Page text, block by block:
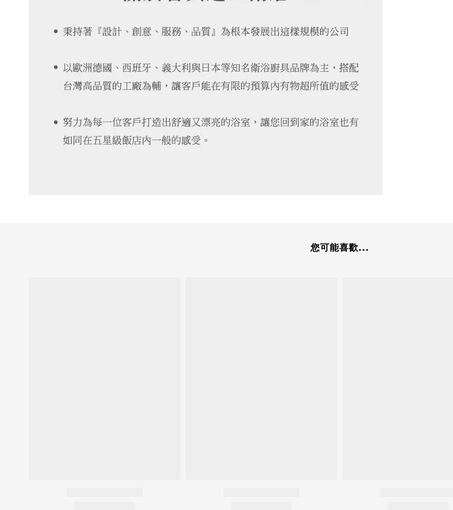
您可能喜歡...